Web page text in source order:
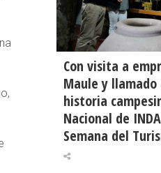
Con visita a
Maule y
historia
Nacional de
Semana del